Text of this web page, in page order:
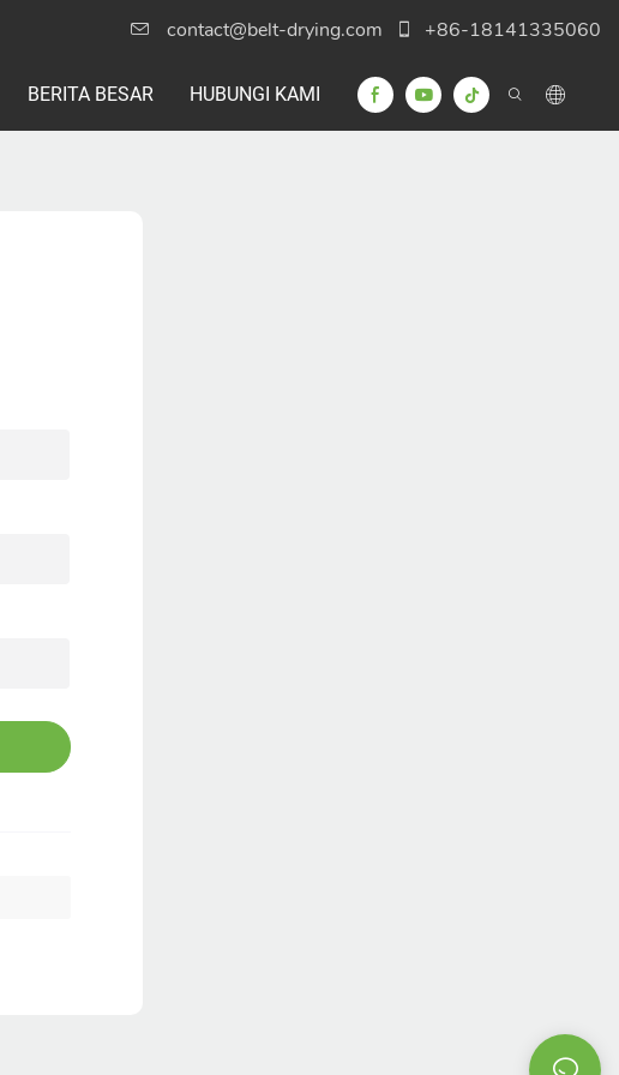
contact@belt-drying.com +86-18141335060
BERITA BESAR HUBUNGI KAMI